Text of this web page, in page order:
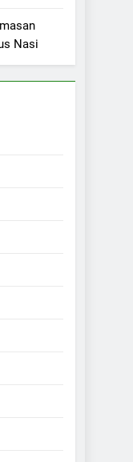
Nasi